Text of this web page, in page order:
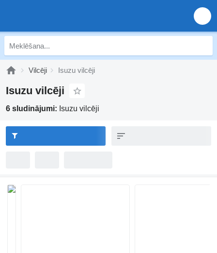
Vilcēji Isuzu vilcēji
Isuzu vilcēji
6 sludinājumi: Isuzu vilcēji